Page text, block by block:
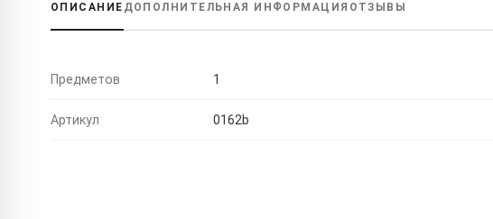
ОПИСАНИЕ ДОПОЛНИТЕЛЬНАЯ ИНФОРМАЦИЯ ОТЗЫВЫ
Предметов 1
Артикул 0162b